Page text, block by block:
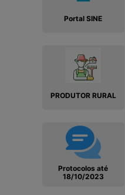
Portal SINE
PRODUTOR RURAL
Protocolos até
18/10/2023